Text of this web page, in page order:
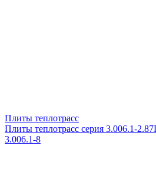
Плиты теплотрасс
Плиты теплотрасс серия 3.006.1-2.87
3.006.1-8